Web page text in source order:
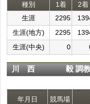
種別 1着 2着
生涯
2295
生涯(地方)
2295
生涯(中央)
0
川 西 毅 調教師
年月日 競馬場